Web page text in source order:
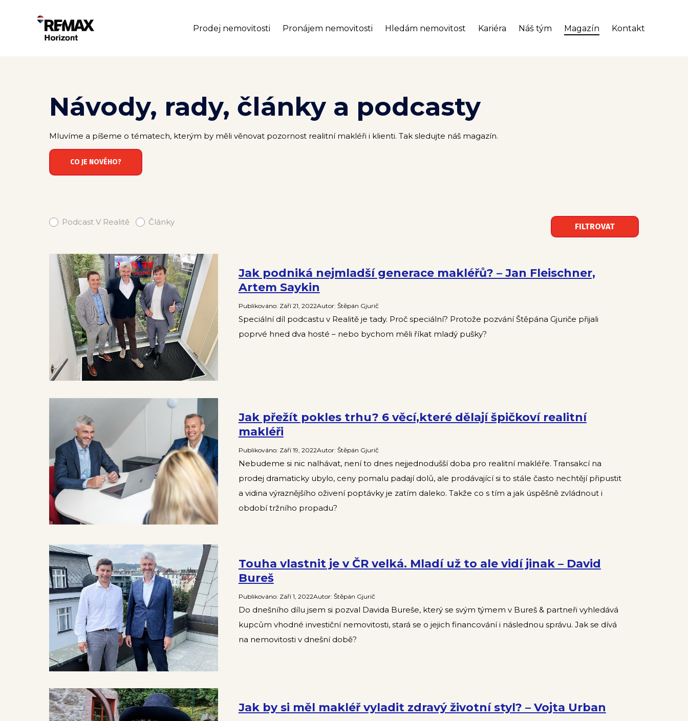
Prodej nemovitosti Pronájem nemovitosti Hledám nemovitost Kariéra Náš tým Magazín Kontakt
Návody, rady, články a podcasty
Mluvíme a píšeme o tématech, kterým by měli věnovat pozornost realitní makléři i klienti. Tak sledujte náš magazín.
CO JE NOVÉHO?
Podcast V Realitě Články FILTROVAT
Jak podniká nejmladší generace makléřů? – Jan Fleischner,
Artem Saykin
Publikováno: Září 21, 2022Autor: Štěpán Gjurič
Speciální díl podcastu v Realitě je tady. Proč speciální? Protože pozvání Štěpána Gjuriče přijali
poprvé hned dva hosté – nebo bychom měli říkat mladý pušky?
Jak přežít pokles trhu? 6 věcí,které dělají špičkoví realitní
makléři
Publikováno: Září 19, 2022Autor: Štěpán Gjurič
Nebudeme si nic nalhávat, není to dnes nejjednodušší doba pro realitní makléře. Transakcí na
prodej dramaticky ubylo, ceny pomalu padají dolů, ale prodávající si to stále často nechtějí připustit
a vidina výraznějšího oživení poptávky je zatím daleko. Takže co s tím a jak úspěšně zvládnout i
období tržního propadu?
Touha vlastnit je v ČR velká. Mladí už to ale vidí jinak – David
Bureš
Publikováno: Září 1, 2022Autor: Štěpán Gjurič
Do dnešního dílu jsem si pozval Davida Bureše, který se svým týmem v Bureš & partneři vyhledává
kupcům vhodné investiční nemovitosti, stará se o jejich financování i následnou správu. Jak se dívá
na nemovitosti v dnešní době?
Jak by si měl makléř vyladit zdravý životní styl? – Vojta Urban